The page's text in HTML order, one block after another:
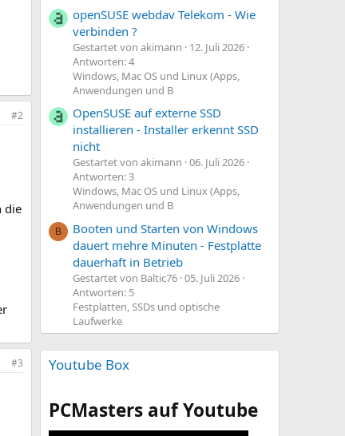
#2
die
#3
openSUSE webdav Telekom - Wie
verbinden ?
Gestartet von akimann
12. Juli 2026
Antworten: 4
Windows, Mac OS und Linux (Apps,
Anwendungen und B
OpenSUSE auf externe SSD
installieren - Installer erkennt SSD
nicht
Gestartet von akimann 06. Juli 2026
Antworten: 3
Windows, Mac OS und Linux (Apps,
Anwendungen und B
B
Booten und Starten von Windows
dauert mehre Minuten - Festplatte
dauerhaft in Betrieb
Gestartet von Baltic76 05. Juli 2026
Antworten: 5
Festplatten, SSDs und optische
Laufwerke
Youtube Box
PCMasters auf Youtube